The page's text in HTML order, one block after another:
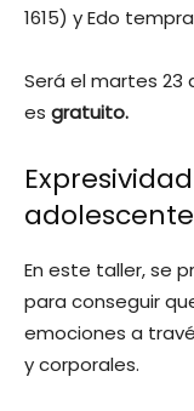
1615) y Edo
Será el martes 23
es gratuito.
En este taller, se
para conseguir
emociones a
y corporales.